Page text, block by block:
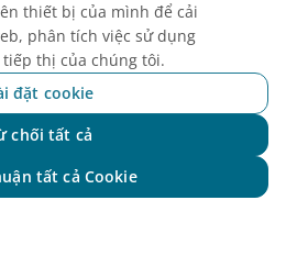
ký doanh nghiệp, mã số
đăng ký lần đầu ngày
thay đổi lần thứ 10 ngày
Tài chính Thành phố Hà Nội.
thiết bị của mình để cải
phân tích việc sử dụng
thị của chúng tôi.
đặt cookie
chối tất cả
tất cả Cookie